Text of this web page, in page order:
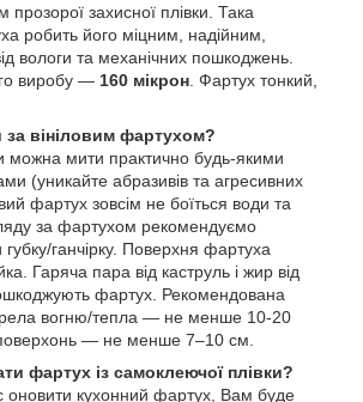
захисної плівки. Така
робить його міцним, надійним,
вологи та механічних пошкоджень.
виробу — 160 мікрон . Фартух тонкий,
за вініловим фартухом?
можна мити практично будь-якими
(уникайте абразивів та агресивних
фартух зовсім не боїться води та
за фартухом рекомендуємо
губку/ганчірку. Поверхня фартуха
Гаряча пара від каструль і жир від
фартух. Рекомендована
вогню/тепла — не менше 10-20
— не менше 7–10 см.
фартух із самоклеючої плівки?
оновити кухонний фартух, Вам буде